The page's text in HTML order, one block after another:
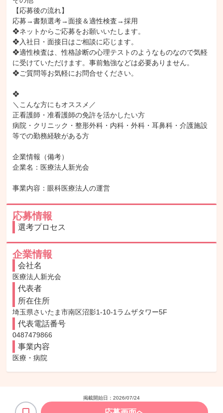
【応募後の流れ】
応募→書類選考→面接＆適性検査→採用
❖ネットからご応募をお願いいたします。
❖入社日・面接日はご相談に応じます。
❖適性検査は、性格診断の心理テストのようなものなので気軽
に受けていただけます。事前勉強などは必要ありません。
❖ご質問等お気軽にお問合せください。
❖
＼こんな方にもオススメ／
正看護師・准看護師の免許を活かしたい方
病院・クリニック・整形外科・内科・外科・耳鼻科・介護施設
等での勤務経験がある方
企業情報（備考）
企業名：医療法人新光会
事業内容：眼科医療法人の運営
応募情報
選考プロセス
企業情報
会社名
医療法人新光会
代表者
所在住所
埼玉県さいたま市南区沼影1-10-1ラムザタワー5F
代表電話番号
0487479866
事業内容
医療・病院
掲載開始日： 2026/07/24